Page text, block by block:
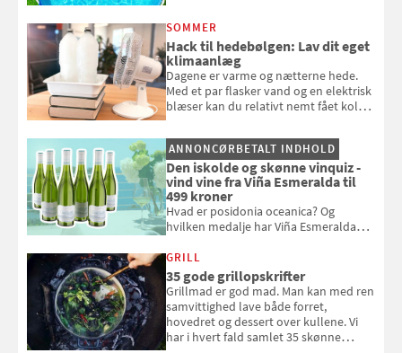
opmærksom, når du smider
badebassinet eller et badedyr ud
SOMMER
Hack til hedebølgen: Lav dit eget
klimaanlæg
Dagene er varme og nætterne hede.
Med et par flasker vand og en elektrisk
blæser kan du relativt nemt fået koldt
og se, hvordan du gør
ANNONCØRBETALT INDHOLD
Den iskolde og skønne vinquiz -
vind vine fra Viña Esmeralda til
499 kroner
Hvad er posidonia oceanica? Og
hvilken medalje har Viña Esmeralda
med i Samvirkes skønne vinquiz, hvor
du kan vinde 6 flasker vin fra Viña
Esmeralda. Konkurrencen slutter 1.
september 2026.
GRILL
35 gode grillopskrifter
Grillmad er god mad. Man kan med ren
samvittighed lave både forret,
hovedret og dessert over kullene. Vi
har i hvert fald samlet 35 skønne